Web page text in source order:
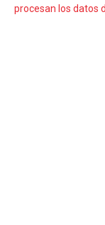
procesan los datos